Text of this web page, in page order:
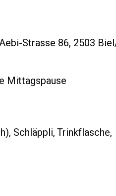
Strasse 86, 2503
Mittagspause
Schläppli, Trinkflasche,